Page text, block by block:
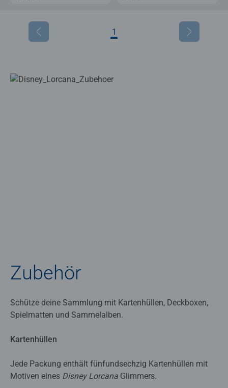
1
Zubehör
Schütze deine Sammlung mit Kartenhüllen, Deckboxen,
Spielmatten und Sammelalben.
Kartenhüllen
Jede Packung enthält fünf­und­sechzig Kartenhüllen mit
Motiven eines Disney Lorcana Glimmers.